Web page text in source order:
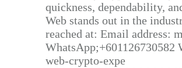
quickness, dependability,
Web stands out in the
reached at: Email address:
web-crypto-expe